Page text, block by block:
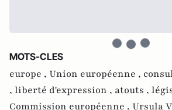
MOTS-CLES
europe , Union européenne ,
, liberté d'expression , atouts ,
Commission européenne , Ursula